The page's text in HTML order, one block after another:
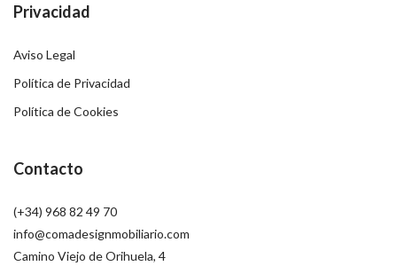
Privacidad
Aviso Legal
Política de Privacidad
Política de Cookies
Contacto
(+34) 968 82 49 70
info@comadesignmobiliario.com
Camino Viejo de Orihuela, 4